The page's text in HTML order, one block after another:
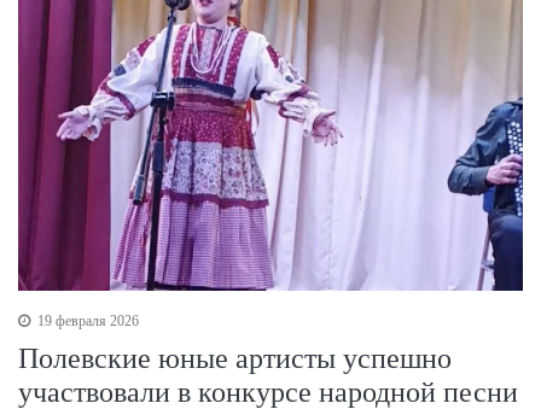
19 февраля 2026
Полевские юные артисты успешно
участвовали в конкурсе народной песни